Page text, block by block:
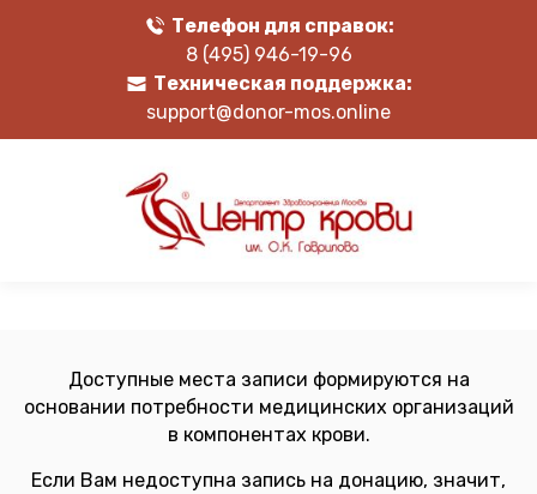
Телефон для справок:
8 (495) 946-19-96
Техническая поддержка:
support@donor-mos.online
Доступные места записи формируются на
основании потребности медицинских организаций
в компонентах крови.
Если Вам недоступна запись на донацию, значит,